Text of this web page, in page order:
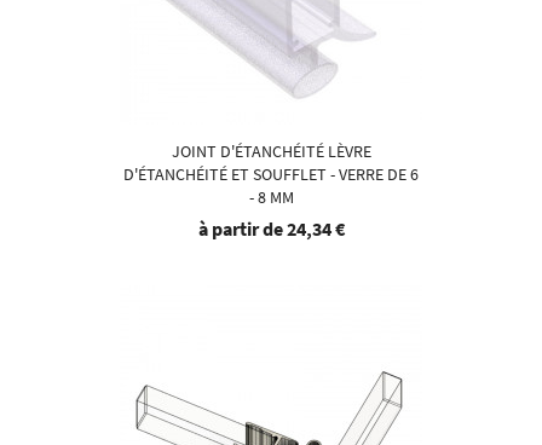
JOINT D'ÉTANCHÉITÉ LÈVRE
D'ÉTANCHÉITÉ ET SOUFFLET - VERRE DE 6
- 8 MM
à partir de24,34 €